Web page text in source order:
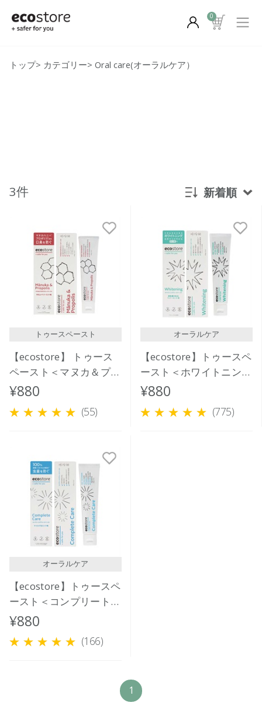
0
トップ> カテゴリー> Oral care(オーラルケア）
3件 新着順
発売日順
価格が安い
価格が高い
レビューが多い順
トゥースペースト
【ecostore】 トゥース
ペースト＜マヌカ＆プロ
ポリス＞100ｇ
¥880
(55)
オーラルケア
【ecostore】トゥースペ
ースト＜ホワイトニング
＞ 100g
¥880
(775)
オーラルケア
【ecostore】トゥースペ
ースト＜コンプリートケ
ア＞ 100g
¥880
(166)
1